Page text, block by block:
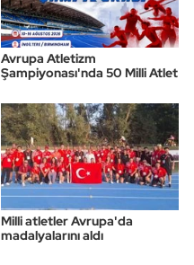
Avrupa Atletizm
Şampiyonası'nda 50 Milli Atlet
Milli atletler Avrupa'da
madalyalarını aldı